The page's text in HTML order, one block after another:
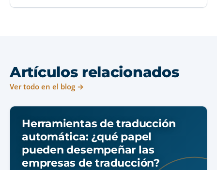
Artículos relacionados
Ver todo en el blog →
Herramientas de traducción
automática: ¿qué papel
pueden desempeñar las
empresas de traducción?